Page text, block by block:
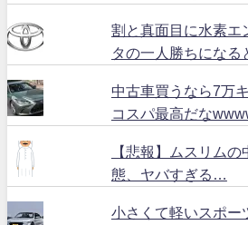
割と真面目に水素エ
タの一人勝ちになる
中古車買うなら7万
コスパ最高だな
【悲報】ムスリム
態、ヤバすぎる…
小さくて軽いスポー